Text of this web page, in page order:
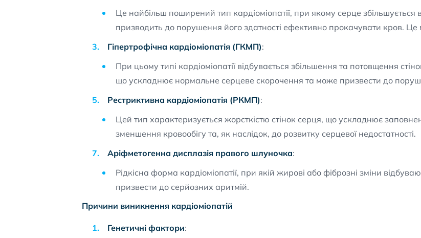
Це найбільш поширений тип кардіоміопатії, при якому серце
призводить до порушення його здатності ефективно прокачувати кров. Це
Гіпертрофічна кардіоміопатія (ГКМП):
При цьому типі кардіоміопатії відбувається збільшення та потовщення
що ускладнює нормальне серцеве скорочення та може призвести до
Рестриктивна кардіоміопатія (РКМП):
Цей тип характеризується жорсткістю стінок серця, що ускладнює
зменшення кровообігу та, як наслідок, до розвитку серцевої недостатності.
Аріфметогенна дисплазія правого шлуночка:
Рідкісна форма кардіоміопатії, при якій жирові або фіброзні зміни
призвести до серйозних аритмій.
Причини виникнення кардіоміопатій
Генетичні фактори: